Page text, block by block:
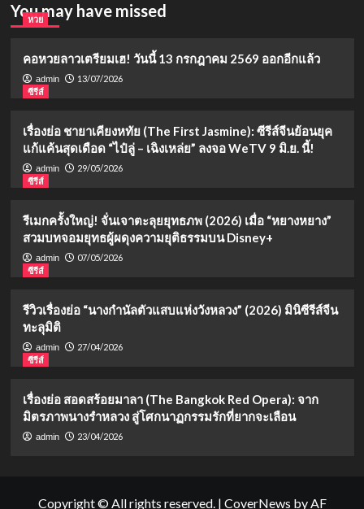
You may have missed
หวย
คอหวยลาวเตรียมเฮ! วันนี้ 13 กรกฎาคม 2569 ออกอีกแล้ว
admin
13/07/2026
ซีรีส์
เรื่องย่อ ชายาเคียงหทัย (The First Jasmine): ซีรีส์จีนย้อนยุค
แก้แค้นสุดเดือด “ไป๋ลู่ – เฉิงเหล่ย” ลงจอ WeTV 9 มิ.ย. นี้!
admin
29/05/2026
ซีรีส์
รีเมกครั้งใหญ่! จั่นเจาตะลุยยุทธภพ (2026) เมื่อ “หยางหยาง”
สวมบทจอมยุทธผู้ผดุงความยุติธรรมบน Disney+
admin
07/05/2026
ซีรีส์
รีวิวเรื่องย่อ “นางกำนัลตัวแสบแห่งวังหลวง” (2026) มินิซีรีส์จีน
ทะลุมิติ
admin
27/04/2026
ซีรีส์
เรื่องย่อ สอดสร้อยมาลา (The Bangkok Red Opera): จาก
มิตรภาพนางรำหลวง สู่โศกนาฏกรรมรักที่ยากจะเลือน
admin 23/04/2026
Copyright © All rights reserved. | CoverNews by AF